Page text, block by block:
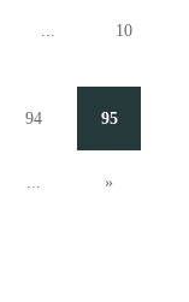
10
94 95
»